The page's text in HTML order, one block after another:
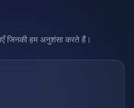
जिनकी हम अनुशंसा करते हैं।